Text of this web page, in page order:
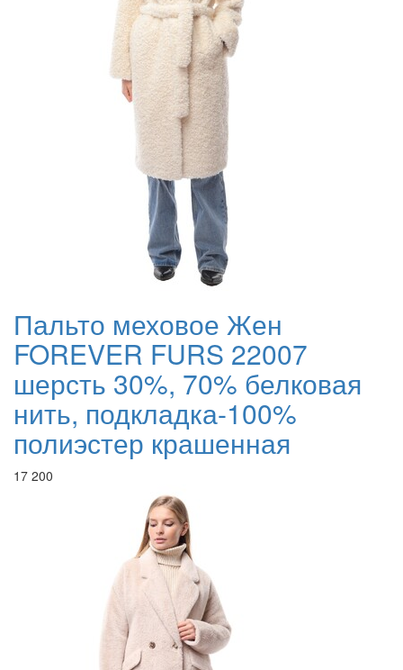
Пальто меховое Жен
FOREVER FURS 22007
шерсть 30%, 70% белковая
нить, подкладка-100%
полиэстер крашенная
17 200